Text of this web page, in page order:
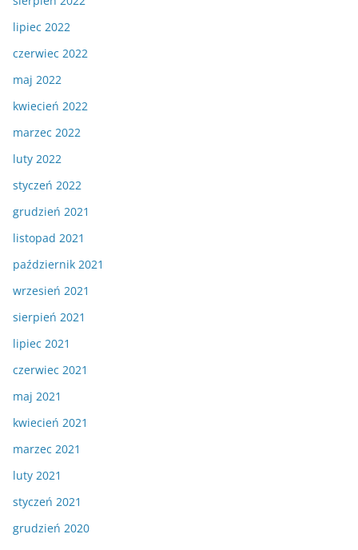
lipiec 2022
czerwiec 2022
maj 2022
kwiecień 2022
marzec 2022
luty 2022
styczeń 2022
grudzień 2021
listopad 2021
październik 2021
wrzesień 2021
sierpień 2021
lipiec 2021
czerwiec 2021
maj 2021
kwiecień 2021
marzec 2021
luty 2021
styczeń 2021
grudzień 2020